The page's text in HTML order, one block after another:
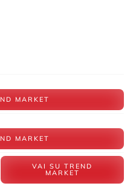
MARKET
MARKET
VAI SU TREND
MARKET